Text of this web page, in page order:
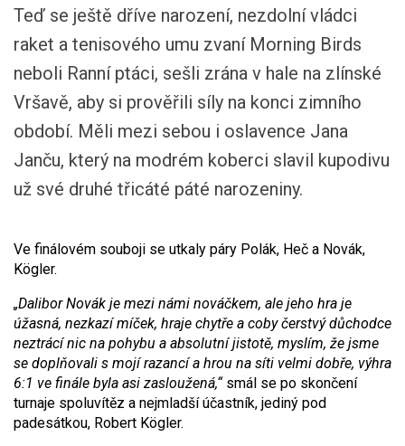
Teď se ještě dříve narození, nezdolní vládci
raket a tenisového umu zvaní Morning Birds
neboli Ranní ptáci, sešli zrána v hale na zlínské
Vršavě, aby si prověřili síly na konci zimního
období. Měli mezi sebou i oslavence Jana
Janču, který na modrém koberci slavil kupodivu
už své druhé třicáté páté narozeniny.
Ve finálovém souboji se utkaly páry Polák, Heč a Novák,
Kögler.
„Dalibor Novák je mezi námi nováčkem, ale jeho hra je
úžasná, nezkazí míček, hraje chytře a coby čerstvý důchodce
neztrácí nic na pohybu a absolutní jistotě, myslím, že jsme
se doplňovali s mojí razancí a hrou na síti velmi dobře, výhra
6:1 ve finále byla asi zasloužená,“smál se po skončení
turnaje spoluvítěz a nejmladší účastník, jediný pod
padesátkou, Robert Kögler.